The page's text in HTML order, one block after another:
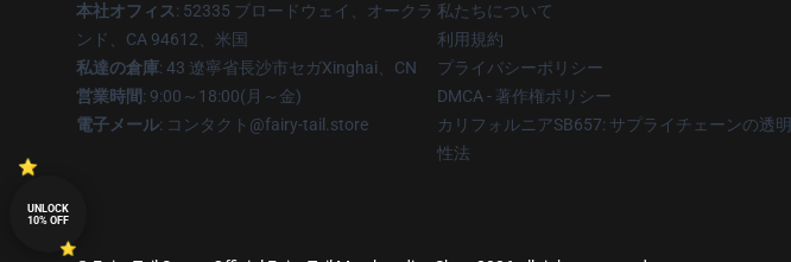
本社オフィス: 52335 ブロードウェイ、オークラ
ンド、CA 94612、米国
私達の倉庫: 43 遼寧省長沙市セガXinghai、CN
営業時間: 9:00～18:00(月～金)
電子メール: コンタクト@fairy-tail.store
私たちについて
利用規約
プライバシーポリシー
DMCA - 著作権ポリシー
カリフォルニアSB657: サプライチェーンの透明
性法
UNLOCK
10% OFF